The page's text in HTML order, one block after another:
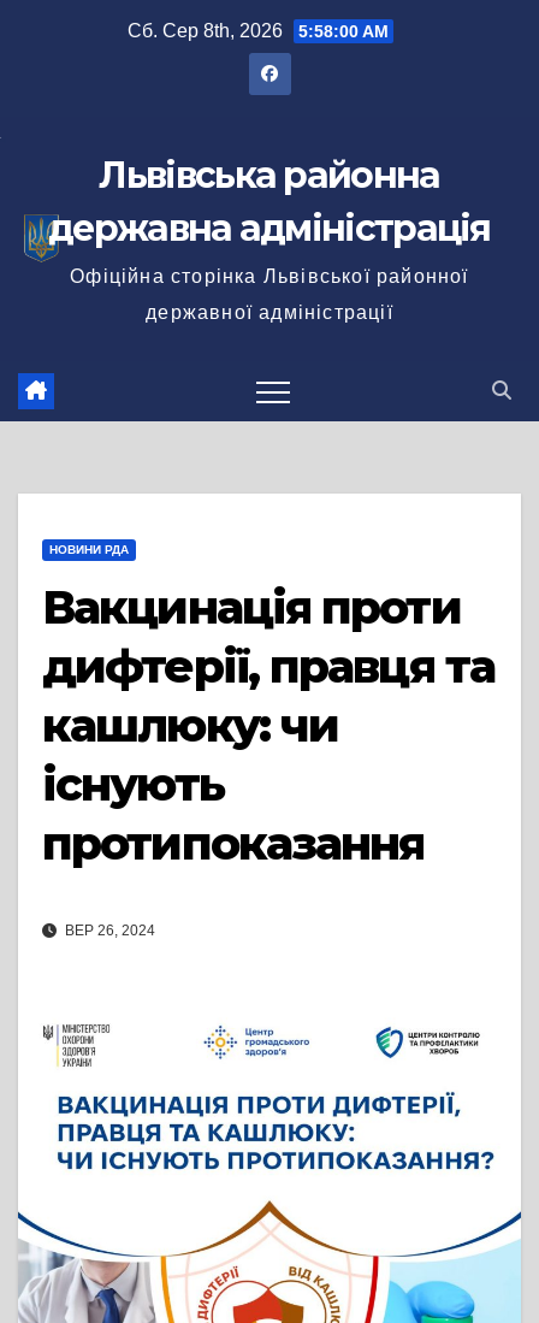
Сб. Сер 8th, 2026 5:58:00 AM
Львівська районна
державна адміністрація
Офіційна сторінка Львівської районної
державної адміністрації
НОВИНИ РДА
Вакцинація проти
дифтерії, правця та
кашлюку: чи
існують
протипоказання
ВЕР 26, 2024